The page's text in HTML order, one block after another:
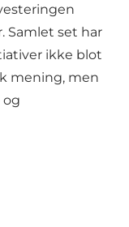
Samlet set har
ikke blot
mening, men
og